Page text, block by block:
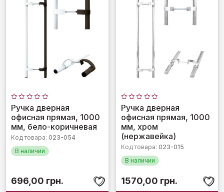
Оценка
0
из
Ручка дверная
офисная прямая, 1000
мм, бело-коричневая
Код товара: 023-054
В наличии
696,00 грн.
Оценка
0
из
Ручка дверная
офисная прямая, 1000
мм, хром
(нержавейка)
Код товара: 023-015
В наличии
1570,00 грн.